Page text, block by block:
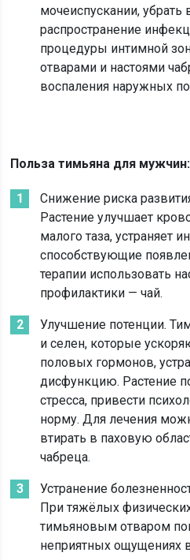
мочеиспускании, убрать
распространение
процедуры интимной
отварами и настоями
воспаления наружных
Польза тимьяна для мужчин:
Снижение риска
Растение улучшает
малого таза, устраняет
способствующие
терапии использовать
профилактики — чай.
Улучшение потенции.
и селен, которые
половых гормонов,
дисфункцию. Растение
стресса, привести
норму. Для лечения
втирать в паховую
чабреца.
Устранение
При тяжёлых
тимьяновым отваром
неприятных ощущениях